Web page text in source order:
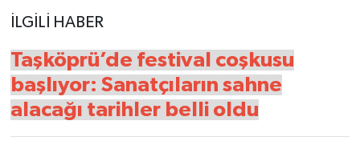
İLGİLİ HABER
Taşköprü’de festival coşkusu
başlıyor: Sanatçıların sahne
alacağı tarihler belli oldu